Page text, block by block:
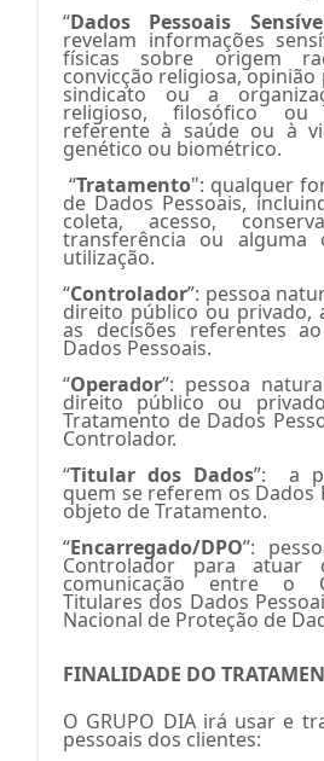
“Dados Pessoais
revelam informações
físicas sobre origem
convicção religiosa, opinião
sindicato ou a
religioso, filosófico ou
referente à saúde ou à
genético ou biométrico.
“Tratamento": qualquer
de Dados Pessoais,
coleta, acesso,
transferência ou
utilização.
“Controlador”: pessoa
direito público ou privado,
as decisões referentes
Dados Pessoais.
“Operador”: pessoa
direito público ou
Tratamento de Dados
Controlador.
“Titular dos Dados”: a
quem se referem os Dados
objeto de Tratamento.
“Encarregado/DPO”:
Controlador para atuar
comunicação entre o
Titulares dos Dados
Nacional de Proteção de
FINALIDADE DO
O GRUPO DIA irá usar e
pessoais dos clientes: